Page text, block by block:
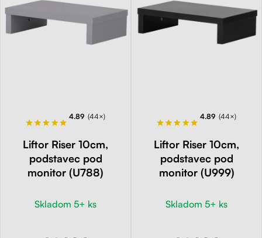
4.89 (44×)
Liftor Riser 10cm,
podstavec pod
monitor (U788)
Skladom 5+ ks
4.89 (44×)
Liftor Riser 10cm,
podstavec pod
monitor (U999)
Skladom 5+ ks